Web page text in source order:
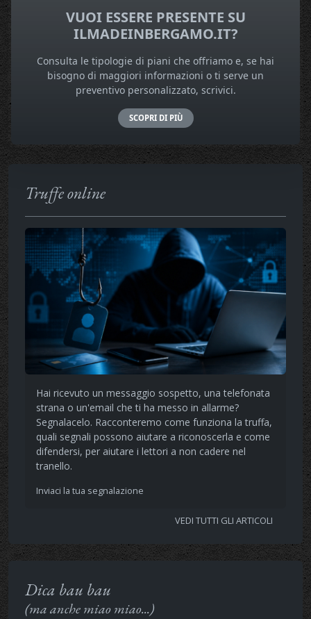
VUOI ESSERE PRESENTE SU
ILMADEINBERGAMO.IT?
Consulta le tipologie di piani che offriamo e, se hai
bisogno di maggiori informazioni o ti serve un
preventivo personalizzato, scrivici.
SCOPRI DI PIÙ
Truffe online
Hai ricevuto un messaggio sospetto, una telefonata
strana o un'email che ti ha messo in allarme?
Segnalacelo. Racconteremo come funziona la truffa,
quali segnali possono aiutare a riconoscerla e come
difendersi, per aiutare i lettori a non cadere nel
tranello.
Inviaci la tua segnalazione
VEDI TUTTI GLI ARTICOLI
Dica bau bau
(ma anche miao miao...)